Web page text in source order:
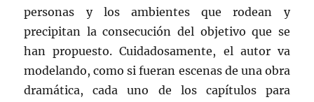
personas y los ambientes que rodean y
precipitan la consecución del objetivo que se
han propuesto. Cuidadosamente, el autor va
modelando, como si fueran escenas de una obra
dramática, cada uno de los capítulos para